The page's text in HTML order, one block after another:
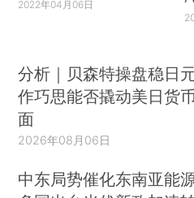
2022年04月06日
分析｜贝森特操盘稳日
作巧思能否撬动美日货
面
2026年08月06日
中东局势催化东南亚能